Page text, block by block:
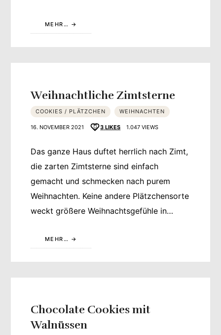
MEHR…
Weihnachtliche Zimtsterne
COOKIES / PLÄTZCHEN WEIHNACHTEN
16. NOVEMBER 2021 3 LIKES 1.047 VIEWS
Das ganze Haus duftet herrlich nach Zimt,
die zarten Zimtsterne sind einfach
gemacht und schmecken nach purem
Weihnachten. Keine andere Plätzchensorte
weckt größere Weihnachtsgefühle in…
MEHR…
Chocolate Cookies mit
Walnüssen